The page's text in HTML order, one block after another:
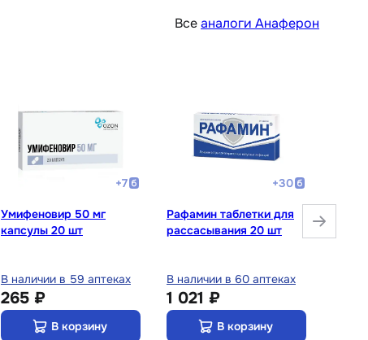
Всеаналоги Анаферон
+7
Умифеновир 50 мг
капсулы 20 шт
В наличии в 59 аптеках
265 ₽
В корзину
+30
Рафамин таблетки для
рассасывания 20 шт
В наличии в 60 аптеках
1 021 ₽
В корзину